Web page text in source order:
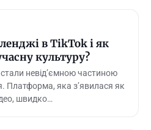
в TikTok і як
культуру?
стали невід’ємною частиною
Платформа, яка з’явилася як
швидко…